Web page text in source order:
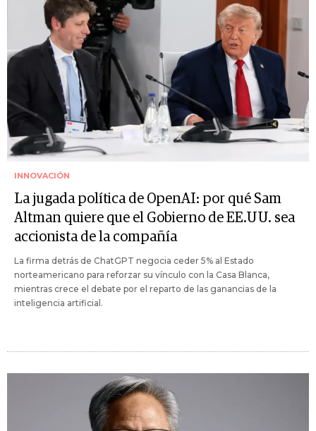
INNOVACIÓN
La jugada política de OpenAI: por qué Sam
Altman quiere que el Gobierno de EE.UU. sea
accionista de la compañía
La firma detrás de ChatGPT negocia ceder 5% al Estado
norteamericano para reforzar su vínculo con la Casa Blanca,
mientras crece el debate por el reparto de las ganancias de la
inteligencia artificial.